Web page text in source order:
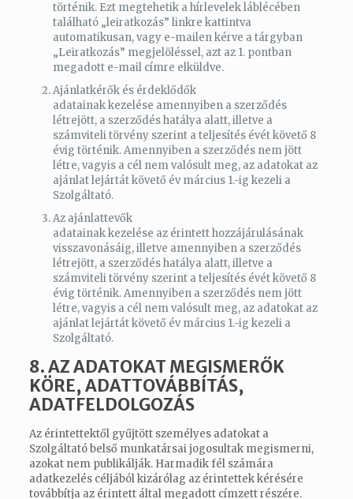
történik. Ezt megtehetik a hírlevelek láblécében
található „leiratkozás” linkre kattintva
automatikusan, vagy e-mailen kérve a tárgyban
„Leiratkozás” megjelöléssel, azt az 1. pontban
megadott e-mail címre elküldve.
Ajánlatkérők és érdeklődők
adatainak kezelése amennyiben a szerződés
létrejött, a szerződés hatálya alatt, illetve a
számviteli törvény szerint a teljesítés évét követő 8
évig történik. Amennyiben a szerződés nem jött
létre, vagyis a cél nem valósult meg, az adatokat az
ajánlat lejártát követő év március 1.-ig kezeli a
Szolgáltató.
Az ajánlattevők
adatainak kezelése az érintett hozzájárulásának
visszavonásáig, illetve amennyiben a szerződés
létrejött, a szerződés hatálya alatt, illetve a
számviteli törvény szerint a teljesítés évét követő 8
évig történik. Amennyiben a szerződés nem jött
létre, vagyis a cél nem valósult meg, az adatokat az
ajánlat lejártát követő év március 1.-ig kezeli a
Szolgáltató.
8. AZ ADATOKAT MEGISMERŐK
KÖRE, ADATTOVÁBBÍTÁS,
ADATFELDOLGOZÁS
Az érintettektől gyűjtött személyes adatokat a
Szolgáltató belső munkatársai jogosultak megismerni,
azokat nem publikálják. Harmadik fél számára
adatkezelés céljából kizárólag az érintettek kérésére
továbbítja az érintett által megadott címzett részére.